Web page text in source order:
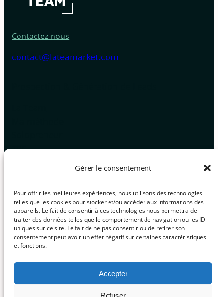
Gérer le consentement
Pour offrir les meilleures expériences, nous utilisons des technologies
telles que les cookies pour stocker et/ou accéder aux informations des
appareils. Le fait de consentir à ces technologies nous permettra de
traiter des données telles que le comportement de navigation ou les ID
uniques sur ce site. Le fait de ne pas consentir ou de retirer son
consentement peut avoir un effet négatif sur certaines caractéristiques
et fonctions.
Accepter
Refuser
Contactez-nous
contact@lateamarket.com
TPE
Ressources
Blog
Cas clients
Carte des services
Communauté Pro